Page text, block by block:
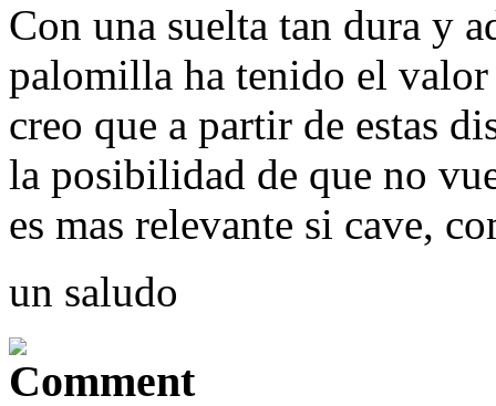
Con una suelta tan dura y
palomilla ha tenido el valor
creo que a partir de estas
la posibilidad de que no
es mas relevante si cave,
un saludo